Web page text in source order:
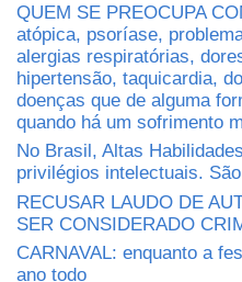
QUEM SE PREOCUPA
atópica, psoríase,
alergias respiratórias,
hipertensão, taquicardia,
doenças que de alguma
quando há um sofrimento
No Brasil, Altas
privilégios intelectuais.
RECUSAR LAUDO DE
SER CONSIDERADO
CARNAVAL: enquanto a
ano todo